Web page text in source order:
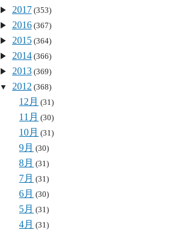
2017(353)
2016(367)
2015(364)
2014(366)
2013(369)
2012(368)
12月 (31)
11月 (30)
10月 (31)
9月 (30)
8月 (31)
7月 (31)
6月 (30)
5月 (31)
4月 (31)